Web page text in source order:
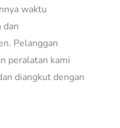
waktu
dan
Pelanggan
peralatan kami
diangkut dengan